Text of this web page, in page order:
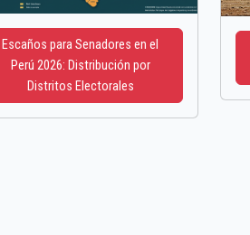
Escaños para Senadores en el
Perú 2026: Distribución por
Distritos Electorales